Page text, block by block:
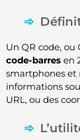
Un QR code, ou
code-barres en
smartphones et
informations
URL, ou des